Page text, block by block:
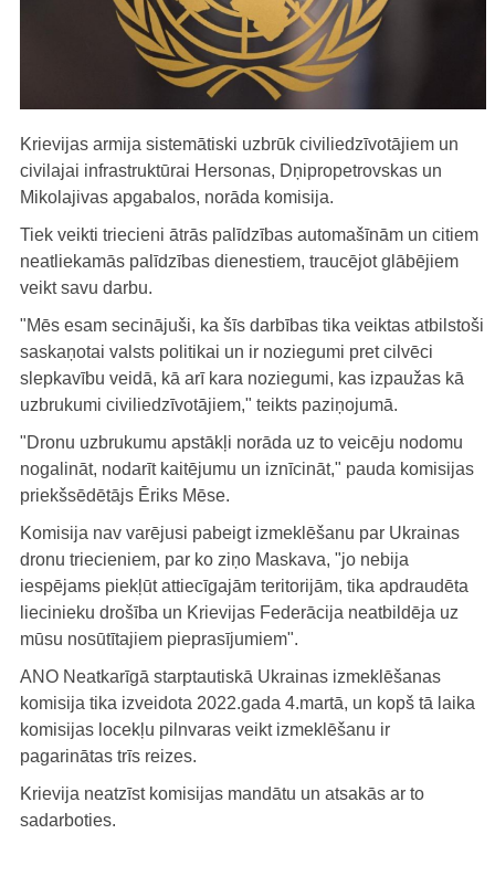
Krievijas armija sistemātiski uzbrūk civiliedzīvotājiem un
civilajai infrastruktūrai Hersonas, Dņipropetrovskas un
Mikolajivas apgabalos, norāda komisija.
Tiek veikti triecieni ātrās palīdzības automašīnām un citiem
neatliekamās palīdzības dienestiem, traucējot glābējiem
veikt savu darbu.
"Mēs esam secinājuši, ka šīs darbības tika veiktas atbilstoši
saskaņotai valsts politikai un ir noziegumi pret cilvēci
slepkavību veidā, kā arī kara noziegumi, kas izpaužas kā
uzbrukumi civiliedzīvotājiem," teikts paziņojumā.
"Dronu uzbrukumu apstākļi norāda uz to veicēju nodomu
nogalināt, nodarīt kaitējumu un iznīcināt," pauda komisijas
priekšsēdētājs Ēriks Mēse.
Komisija nav varējusi pabeigt izmeklēšanu par Ukrainas
dronu triecieniem, par ko ziņo Maskava, "jo nebija
iespējams piekļūt attiecīgajām teritorijām, tika apdraudēta
liecinieku drošība un Krievijas Federācija neatbildēja uz
mūsu nosūtītajiem pieprasījumiem".
ANO Neatkarīgā starptautiskā Ukrainas izmeklēšanas
komisija tika izveidota 2022.gada 4.martā, un kopš tā laika
komisijas locekļu pilnvaras veikt izmeklēšanu ir
pagarinātas trīs reizes.
Krievija neatzīst komisijas mandātu un atsakās ar to
sadarboties.